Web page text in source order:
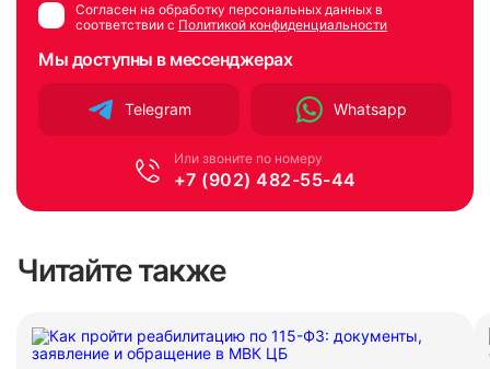
Согласен на обработку персональных данных в
соответствии с Политикой конфиденциальности
Мы доступны в мессенджерах
Telegram Whatsapp
Или звоните по номеру
+7 (902) 482-55-44
Читайте также